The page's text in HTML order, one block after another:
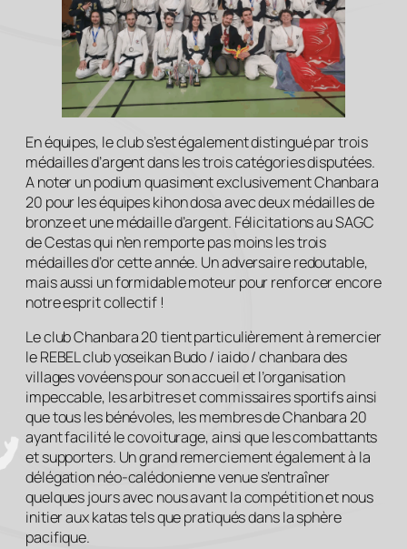
En équipes, le club s’est également distingué par trois
médailles d’argent dans les trois catégories disputées.
A noter un podium quasiment exclusivement Chanbara
20 pour les équipes kihon dosa avec deux médailles de
bronze et une médaille d’argent. Félicitations au SAGC
de Cestas qui n’en remporte pas moins les trois
médailles d’or cette année. Un adversaire redoutable,
mais aussi un formidable moteur pour renforcer encore
notre esprit collectif !
Le club Chanbara 20 tient particulièrement à remercier
le REBEL club yoseikan Budo / iaido / chanbara des
villages vovéens pour son accueil et l’organisation
impeccable, les arbitres et commissaires sportifs ainsi
que tous les bénévoles, les membres de Chanbara 20
ayant facilité le covoiturage, ainsi que les combattants
et supporters. Un grand remerciement également à la
délégation néo-calédonienne venue s’entraîner
quelques jours avec nous avant la compétition et nous
initier aux katas tels que pratiqués dans la sphère
pacifique.